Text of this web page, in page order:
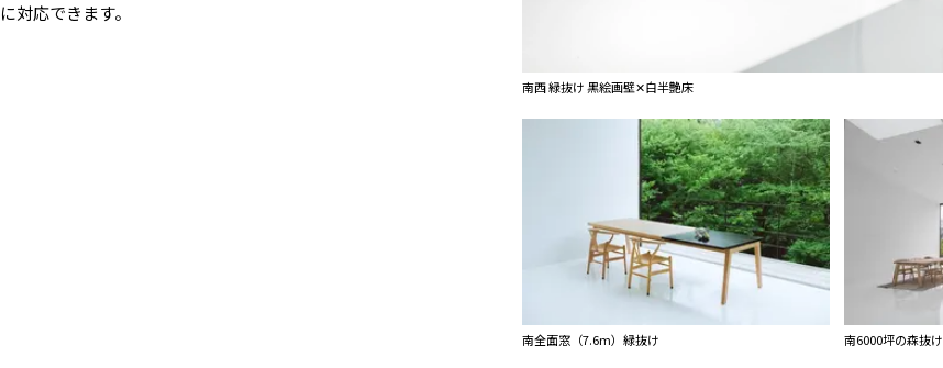
南西 緑抜け 黒絵画壁✕白半艶床
南全面窓（7.6m）緑抜け 南6000坪の森抜け
に対応できます。